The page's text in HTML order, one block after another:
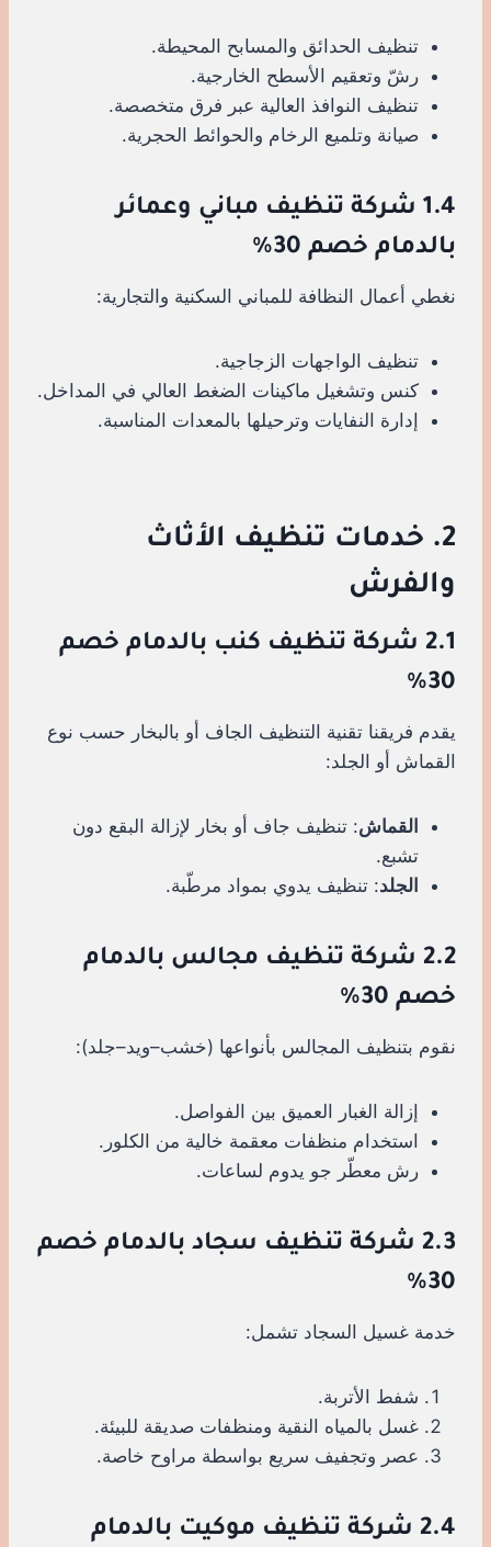
تنظيف الحدائق والمسابح المحيطة.
رشّ وتعقيم الأسطح الخارجية.
تنظيف النوافذ العالية عبر فرق متخصصة.
صيانة وتلميع الرخام والحوائط الحجرية.
1.4 شركة تنظيف مباني وعمائر
بالدمام خصم 30%
نغطي أعمال النظافة للمباني السكنية والتجارية:
تنظيف الواجهات الزجاجية.
كنس وتشغيل ماكينات الضغط العالي في المداخل.
إدارة النفايات وترحيلها بالمعدات المناسبة.
2. خدمات تنظيف الأثاث
والفرش
2.1 شركة تنظيف كنب بالدمام خصم
30%
يقدم فريقنا تقنية التنظيف الجاف أو بالبخار حسب نوع
القماش أو الجلد:
القماش: تنظيف جاف أو بخار لإزالة البقع دون
تشبع.
الجلد: تنظيف يدوي بمواد مرطّبة.
2.2 شركة تنظيف مجالس بالدمام
خصم 30%
نقوم بتنظيف المجالس بأنواعها (خشب–ويد–جلد):
إزالة الغبار العميق بين الفواصل.
استخدام منظفات معقمة خالية من الكلور.
رش معطّر جو يدوم لساعات.
2.3 شركة تنظيف سجاد بالدمام خصم
30%
خدمة غسيل السجاد تشمل:
شفط الأتربة.
غسل بالمياه النقية ومنظفات صديقة للبيئة.
عصر وتجفيف سريع بواسطة مراوح خاصة.
2.4 شركة تنظيف موكيت بالدمام